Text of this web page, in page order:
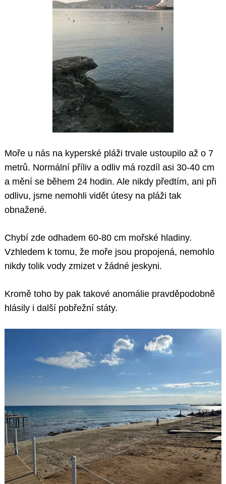
Moře u nás na kyperské pláži trvale ustoupilo až o 7
metrů. Normální příliv a odliv má rozdíl asi 30-40 cm
a mění se během 24 hodin. Ale nikdy předtím, ani při
odlivu, jsme nemohli vidět útesy na pláži tak
obnažené.
Chybí zde odhadem 60-80 cm mořské hladiny.
Vzhledem k tomu, že moře jsou propojená, nemohlo
nikdy tolik vody zmizet v žádné jeskyni.
Kromě toho by pak takové anomálie pravděpodobně
hlásily i další pobřežní státy.